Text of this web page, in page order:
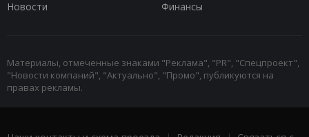
Новости
Финансы
Материалы, отмеченные знаками "Реклама", "PR", "Спецпроект",
"Новости компаний", "Актуально", "Промо", публикуются на
правах рекламы.